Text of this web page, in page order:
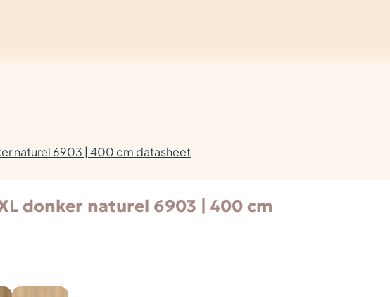
naturel 6903 | 400 cm datasheet
donker naturel 6903 | 400 cm